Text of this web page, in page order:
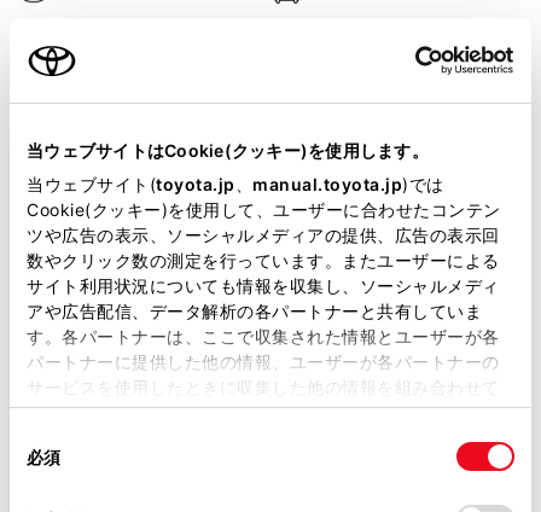
当ウェブサイトはCookie(クッキー)を使用します。
当ウェブサイト(toyota.jp manual.toyota.jp)では
Cookie(クッキー)を使用して、ユーザーに合わせたコンテン
ツや広告の表示、ソーシャルメディアの提供、広告の表示回
数やクリック数の測定を行っています。またユーザーによる
サイト利用状況についても情報を収集し、ソーシャルメディ
アや広告配信、データ解析の各パートナーと共有していま
す。各パートナーは、ここで収集された情報とユーザーが各
パートナーに提供した他の情報、ユーザーが各パートナーの
サービスを使用したときに収集した他の情報を組み合わせて
使用することがあります。当ウェブサイトの使用を続行する
必須
フリードリンク
扱店
キッズルーム
バリアフリー/多目的駐車場 G-Station
介助専門士のいるお店 WiFi
この販売店のウェブサイトはこちら
営業日カレンダー